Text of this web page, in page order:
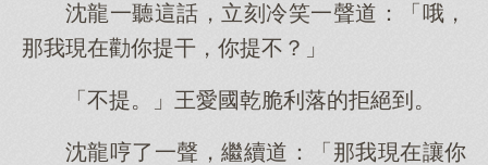
沈龍一聽這話，立刻冷笑一聲道：「哦，
那我現在勸你提干，你提不？」
「不提。」王愛國乾脆利落的拒絕到。
沈龍哼了一聲，繼續道：「那我現在讓你